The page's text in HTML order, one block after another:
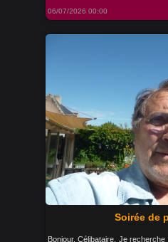
06/07/2026 00:00
Soirée de
Bonjour. Célibataire, Je